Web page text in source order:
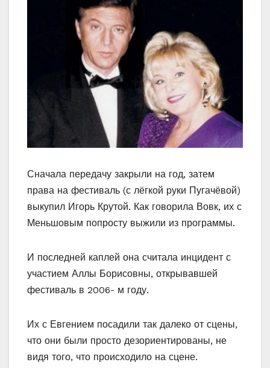
Сначала передачу закрыли на год, затем
права на фестиваль (с лёгкой руки Пугачёвой)
выкупил Игорь Крутой. Как говорила Вовк, их с
Меньшовым попросту выжили из программы.
И последней каплей она считала инцидент с
участием Аллы Борисовны, открывавшей
фестиваль в 2006- м году.
Их с Евгением посадили так далеко от сцены,
что они были просто дезориентированы, не
видя того, что происходило на сцене.